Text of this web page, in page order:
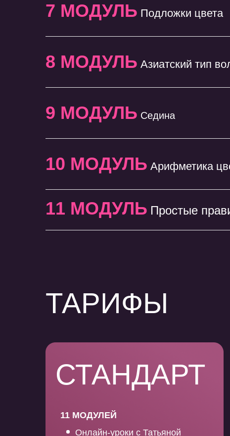
7 МОДУЛЬ Подложки цвета
8 МОДУЛЬ Азиатский тип
9 МОДУЛЬ Седина
10 МОДУЛЬ Арифметика
11 МОДУЛЬ Простые
ТАРИФЫ
11 МОДУЛЕЙ
Онлайн-уроки с Татьяной
СТАНДАРТ